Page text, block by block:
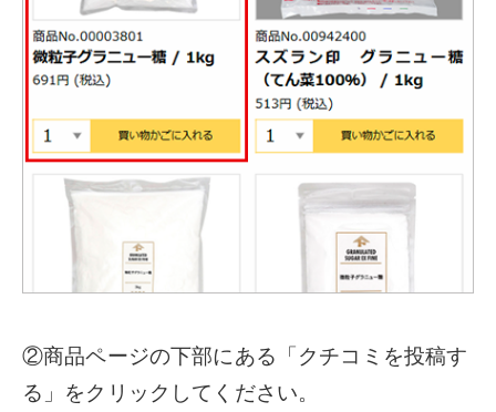
②商品ページの下部にある「クチコミを投稿す
る」をクリックしてください。